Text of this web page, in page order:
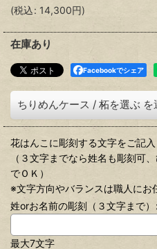
(税込: 14,300円)
在庫あり
Facebookでシェア
ちりめんケース / 柘を選ぶ を
花はんこに彫刻する文字をご記
（３文字までなら姓名も彫刻可
でＯＫ）
※文字方向やバランスは職人にお
姓orお名前の彫刻（３文字まで）
:
最大7文字